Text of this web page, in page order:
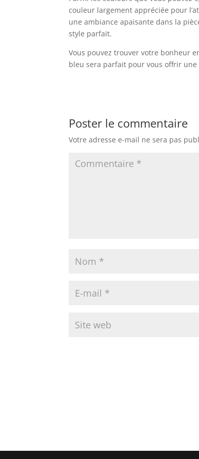
couleur largement appréciée pour
une ambiance apaisante dans la
style parfait.
Vous pouvez trouver votre bonheur
bleu sera parfait pour vous offrir
Poster le commentaire
Votre adresse e-mail ne sera pas